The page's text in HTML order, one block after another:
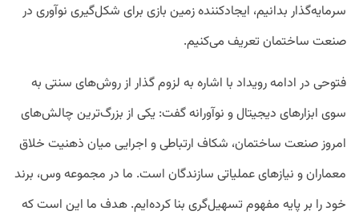
سرمایه‌گذار بدانیم، ایجادکننده زمین بازی برای شکل‌گیری نوآوری در
صنعت ساختمان تعریف می‌کنیم.
فتوحی در ادامه رویداد با اشاره به لزوم گذار از روش‌های سنتی به
سوی ابزارهای دیجیتال و نوآورانه گفت: یکی از بزرگ‌ترین چالش‌های
امروز صنعت ساختمان، شکاف ارتباطی و اجرایی میان ذهنیت خلاق
معماران و نیازهای عملیاتی سازندگان است. ما در مجموعه وس، برند
خود را بر پایه مفهوم تسهیل‌گری بنا کرده‌ایم. هدف ما این است که